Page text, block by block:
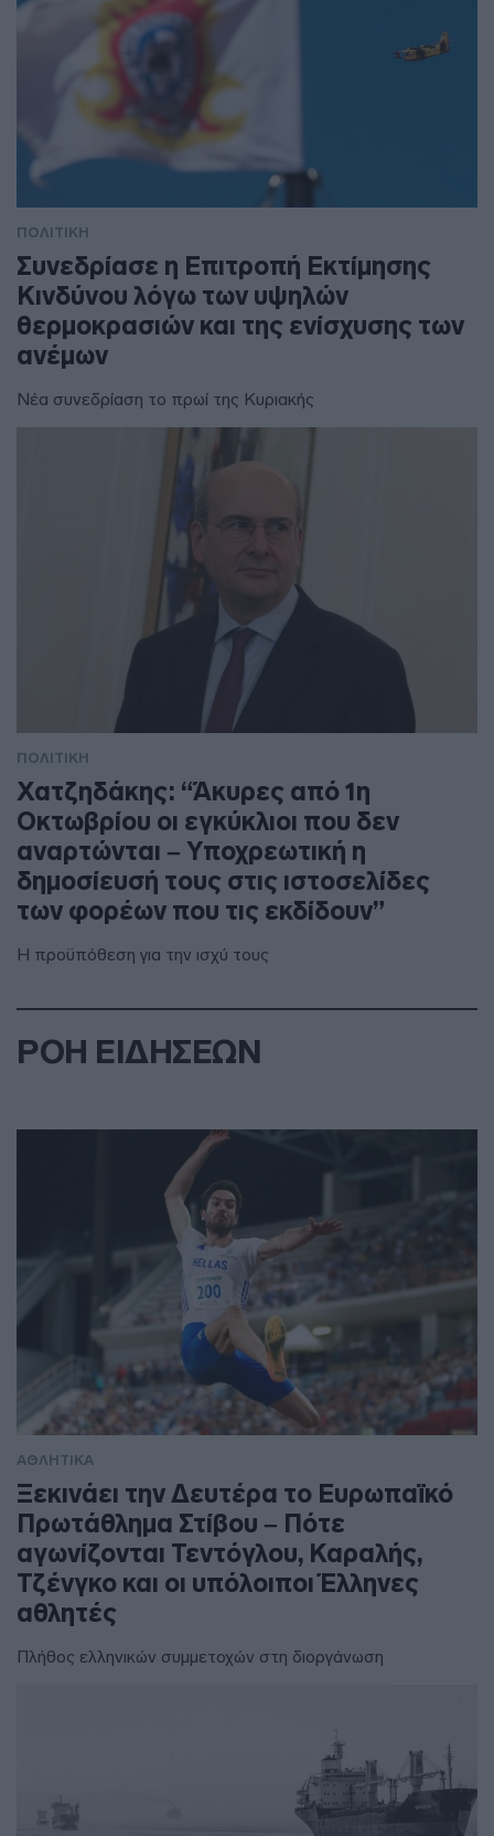
ΠΟΛΙΤΙΚΗ
Συνεδρίασε η Επιτροπή Εκτίμησης
Κινδύνου λόγω των υψηλών
θερμοκρασιών και της ενίσχυσης των
ανέμων
Νέα συνεδρίαση το πρωί της Κυριακής
ΠΟΛΙΤΙΚΗ
Χατζηδάκης: “Άκυρες από 1η
Οκτωβρίου οι εγκύκλιοι που δεν
αναρτώνται – Υποχρεωτική η
δημοσίευσή τους στις ιστοσελίδες
των φορέων που τις εκδίδουν”
Η προϋπόθεση για την ισχύ τους
ΡΟΗ ΕΙΔΗΣΕΩΝ
ΑΘΛΗΤΙΚΑ
Ξεκινάει την Δευτέρα το Ευρωπαϊκό
Πρωτάθλημα Στίβου – Πότε
αγωνίζονται Τεντόγλου, Καραλής,
Τζένγκο και οι υπόλοιποι Έλληνες
αθλητές
Πλήθος ελληνικών συμμετοχών στη διοργάνωση